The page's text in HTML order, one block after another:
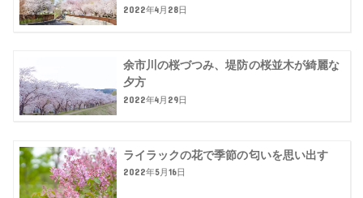
2022年4月28日
余市川の桜づつみ、堤防の桜並木が綺麗な
夕方
2022年4月29日
ライラックの花で季節の匂いを思い出す
2022年5月16日